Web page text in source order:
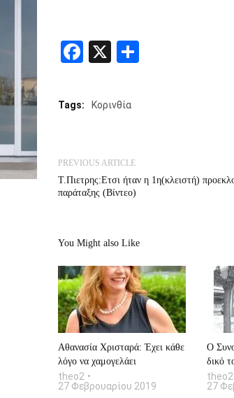
Facebook
X Share
Tags: Κορινθία
PREVIOUS ARTICLE
Τ.Πιετρης:Eτσι ήταν η 1η(κλειστή)
παράταξης (Βίντεο)
You Might also Like
Αθανασία Χρισταρά: Έχει κάθε
λόγο να χαμογελάει
theo2
27 Φεβρουαρίου 2019
O
δικό
theo2
27